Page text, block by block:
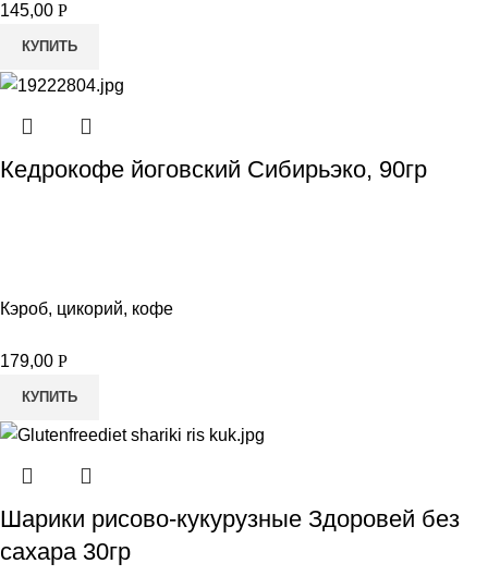
145,00 Р
КУПИТЬ
Кедрокофе йоговский Сибирьэко, 90гр
Кэроб, цикорий, кофе
179,00 Р
КУПИТЬ
Шарики рисово-кукурузные Здоровей без
сахара 30гр